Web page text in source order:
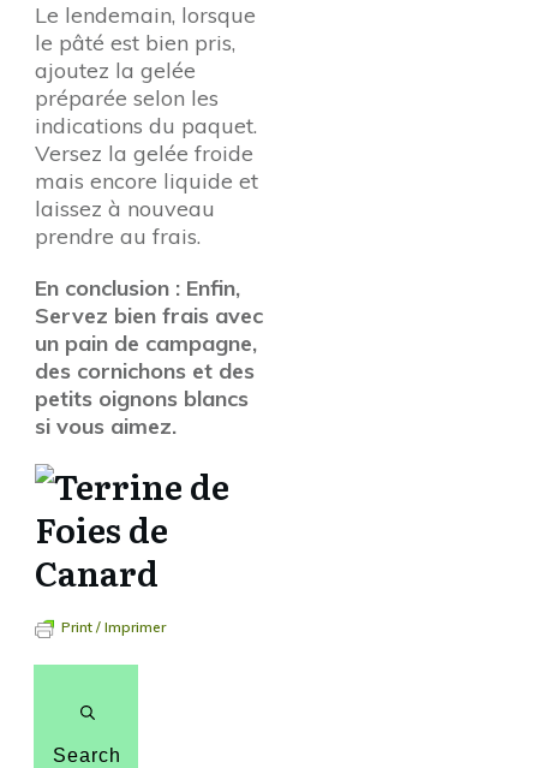
Le lendemain, lorsque
le pâté est bien pris,
ajoutez la gelée
préparée selon les
indications du paquet.
Versez la gelée froide
mais encore liquide et
laissez à nouveau
prendre au frais.
En conclusion : Enfin,
Servez bien frais avec
un pain de campagne,
des cornichons et des
petits oignons blancs
si vous aimez.
Print / Imprimer
Search